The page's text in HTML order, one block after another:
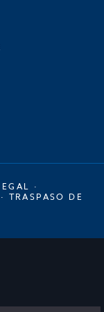
·
· TRASPASO DE